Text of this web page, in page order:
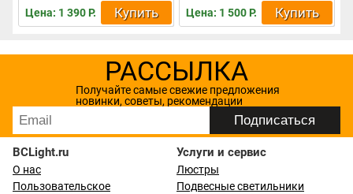
Цена: 1 390 Р. Купить Цена: 1 500 Р. Купить
РАССЫЛКА
Получайте самые свежие предложения
новинки, советы, рекомендации
BCLight.ru
О нас
Пользовательское
Услуги и сервис
Люстры
Подвесные светильники